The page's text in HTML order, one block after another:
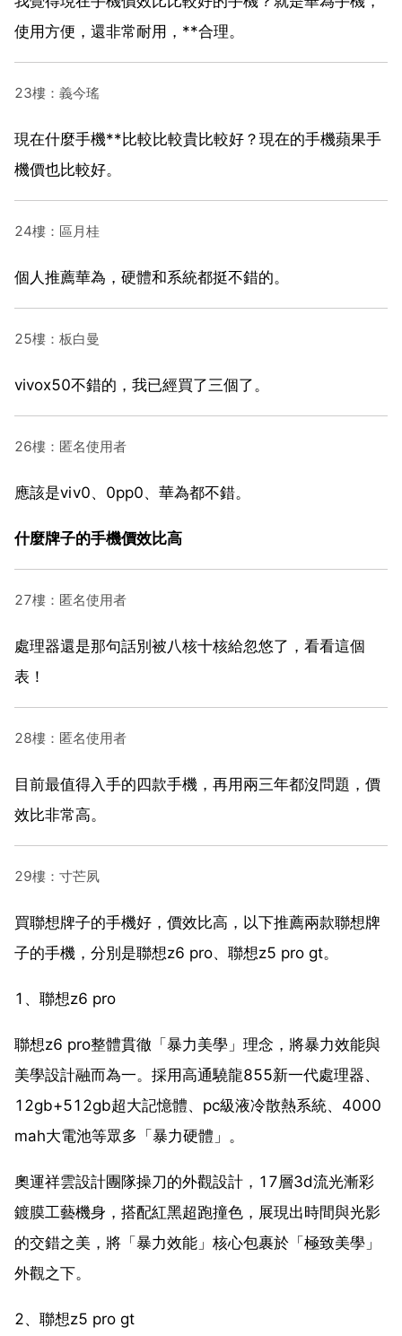
使用方便，還非常耐用，**合理。
23樓：義今瑤
現在什麼手機**比較比較貴比較好？現在的手機蘋果手
機價也比較好。
24樓：區月桂
個人推薦華為，硬體和系統都挺不錯的。
25樓：板白曼
vivox50不錯的，我已經買了三個了。
26樓：匿名使用者
應該是ⅴⅰv0、0pp0、華為都不錯。
什麼牌子的手機價效比高
27樓：匿名使用者
處理器還是那句話別被八核十核給忽悠了，看看這個
表！
28樓：匿名使用者
目前最值得入手的四款手機，再用兩三年都沒問題，價
效比非常高。
29樓：寸芒夙
買聯想牌子的手機好，價效比高，以下推薦兩款聯想牌
子的手機，分別是聯想z6 pro、聯想z5 pro gt。
1、聯想z6 pro
聯想z6 pro整體貫徹「暴力美學」理念，將暴力效能與
美學設計融而為一。採用高通驍龍855新一代處理器、
12gb+512gb超大記憶體、pc級液冷散熱系統、4000
mah大電池等眾多「暴力硬體」。
奧運祥雲設計團隊操刀的外觀設計，17層3d流光漸彩
鍍膜工藝機身，搭配紅黑超跑撞色，展現出時間與光影
的交錯之美，將「暴力效能」核心包裹於「極致美學」
外觀之下。
2、聯想z5 pro gt